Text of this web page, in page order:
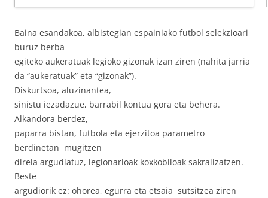
Baina esandakoa, albistegian espainiako futbol selekzioari
buruz berba
egiteko aukeratuak legioko gizonak izan ziren (nahita jarria
da “aukeratuak” eta “gizonak”).
Diskurtsoa, aluzinantea,
sinistu iezadazue, barrabil kontua gora eta behera.
Alkandora berdez,
paparra bistan, futbola eta ejerzitoa parametro
berdinetan mugitzen
direla argudiatuz, legionarioak koxkobiloak sakralizatzen.
Beste
argudiorik ez: ohorea, egurra eta etsaia sutsitzea ziren